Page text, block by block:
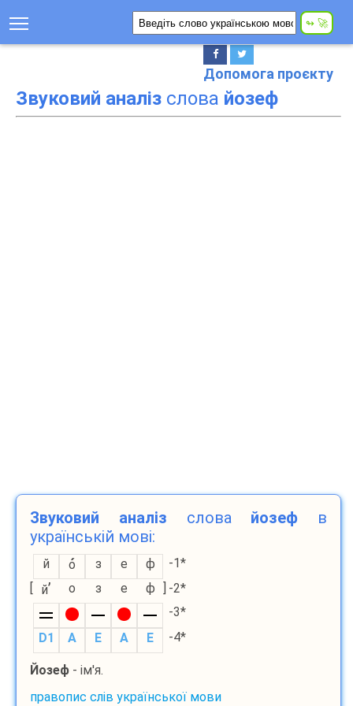
Допомога проєкту
Звуковий аналіз слова йозеф
Звуковий аналіз слова йозеф в
українській мові:
й о з е ф
-1*
[
й’ о з е ф ] -2*
-3*
D1
A E A E -4*
Йозеф - ім'я.
правопис слів української мови